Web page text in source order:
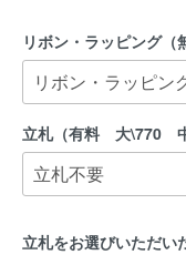
リボン・ラッピング（
立札（有料 大\770
立札をお選びいただい